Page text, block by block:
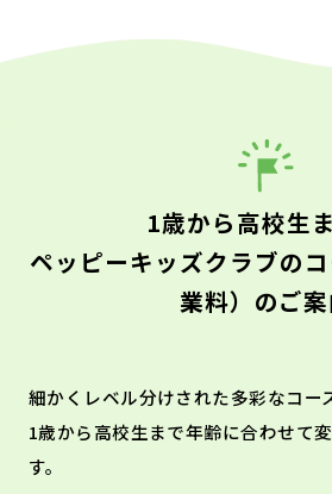
1歳から高校生
ペッピーキッズクラブの
業料）のご
細かくレベル分けされた多彩なコー
1歳から高校生まで年齢に合わせて
す。